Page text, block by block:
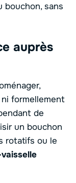
bouchon, sans
auprès
ni formellement
de
un bouchon
rotatifs ou le